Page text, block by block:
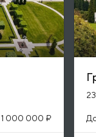
1 000 000 ₽